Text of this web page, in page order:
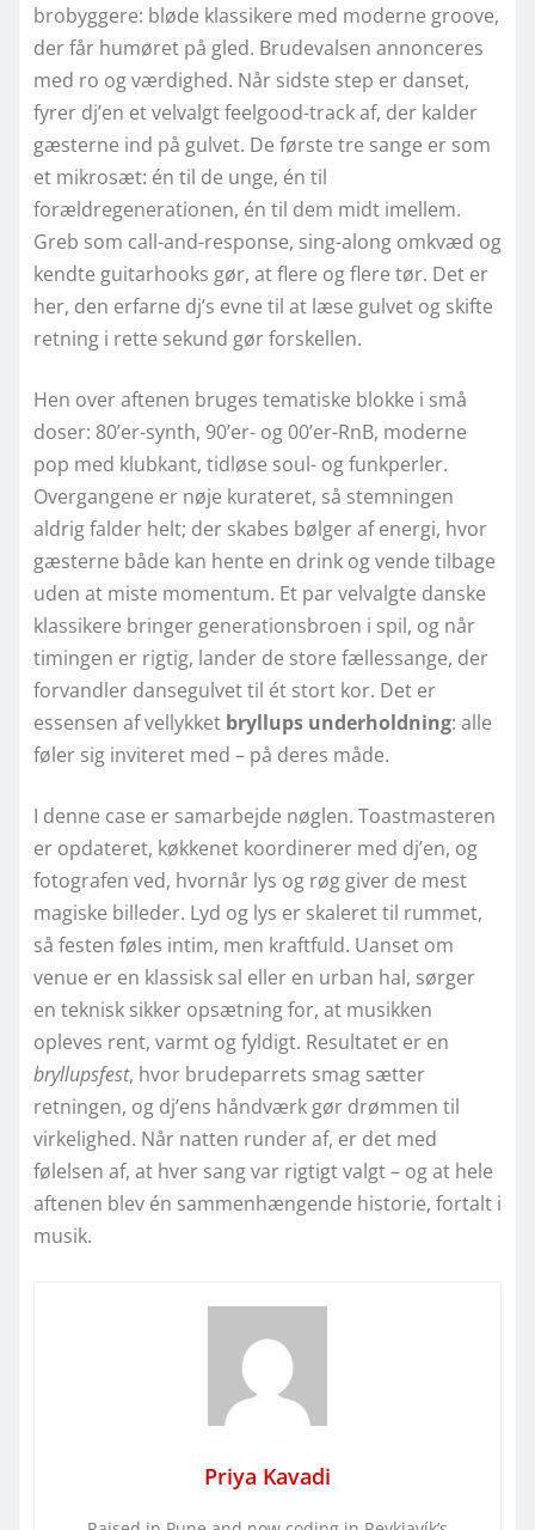
brobyggere: bløde klassikere med moderne groove,
der får humøret på gled. Brudevalsen annonceres
med ro og værdighed. Når sidste step er danset,
fyrer dj’en et velvalgt feelgood-track af, der kalder
gæsterne ind på gulvet. De første tre sange er som
et mikrosæt: én til de unge, én til
forældregenerationen, én til dem midt imellem.
Greb som call-and-response, sing-along omkvæd og
kendte guitarhooks gør, at flere og flere tør. Det er
her, den erfarne dj’s evne til at læse gulvet og skifte
retning i rette sekund gør forskellen.
Hen over aftenen bruges tematiske blokke i små
doser: 80’er-synth, 90’er- og 00’er-RnB, moderne
pop med klubkant, tidløse soul- og funkperler.
Overgangene er nøje kurateret, så stemningen
aldrig falder helt; der skabes bølger af energi, hvor
gæsterne både kan hente en drink og vende tilbage
uden at miste momentum. Et par velvalgte danske
klassikere bringer generationsbroen i spil, og når
timingen er rigtig, lander de store fællessange, der
forvandler dansegulvet til ét stort kor. Det er
essensen af vellykket bryllups underholdning: alle
føler sig inviteret med – på deres måde.
I denne case er samarbejde nøglen. Toastmasteren
er opdateret, køkkenet koordinerer med dj’en, og
fotografen ved, hvornår lys og røg giver de mest
magiske billeder. Lyd og lys er skaleret til rummet,
så festen føles intim, men kraftfuld. Uanset om
venue er en klassisk sal eller en urban hal, sørger
en teknisk sikker opsætning for, at musikken
opleves rent, varmt og fyldigt. Resultatet er en
bryllupsfest, hvor brudeparrets smag sætter
retningen, og dj’ens håndværk gør drømmen til
virkelighed. Når natten runder af, er det med
følelsen af, at hver sang var rigtigt valgt – og at hele
aftenen blev én sammenhængende historie, fortalt i
musik.
Priya Kavadi